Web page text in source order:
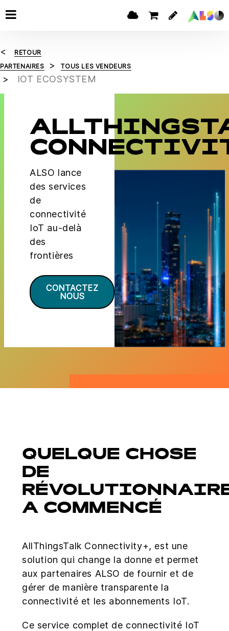
RETOUR
PARTENAIRES
TOUS LES VENDEURS
IOT ECOSYSTEM
ALSO lance
des services
de
connectivité
IoT au-delà
des
frontières
CONTACTEZ
NOUS
QUELQUE CHOSE
DE
A COMMENCÉ
AllThingsTalk Connectivity+, est une
solution qui change la donne et permet
aux partenaires ALSO de fournir et de
gérer de manière transparente la
connectivité et les abonnements IoT.
Ce service complet de connectivité IoT